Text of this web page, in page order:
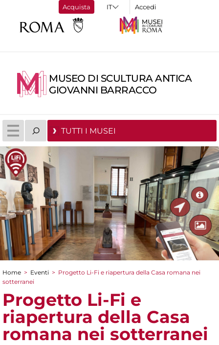
Acquista Accedi
MUSEO DI SCULTURA ANTICA
GIOVANNI BARRACCO
TUTTI I MUSEI
Tu sei qui
Home > Eventi > Progetto Li-Fi e riapertura della Casa romana nei
sotterranei
Progetto Li-Fi e
riapertura della Casa
romana nei sotterranei